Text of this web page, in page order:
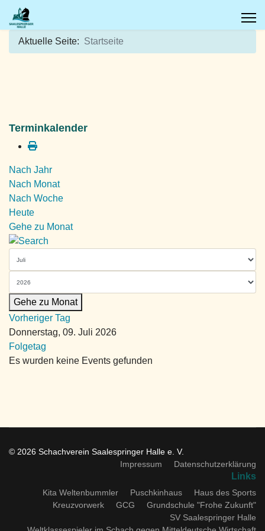
Aktuelle Seite: Startseite
Terminkalender
Nach Jahr
Nach Monat
Nach Woche
Heute
Gehe zu Monat
Gehe zu Monat
Vorheriger Tag
Donnerstag, 09. Juli 2026
Folgetag
Es wurden keine Events gefunden
© 2026 Schachverein Saalespringer Halle e. V.
Impressum
Datenschutzerklärung
Links
Kita Weltenbummler Puschkinhaus
Haus des Sports
Kreuzvorwerk
GCG
Grundschule "Frohe Zukunft"
SV Saalespringer Halle